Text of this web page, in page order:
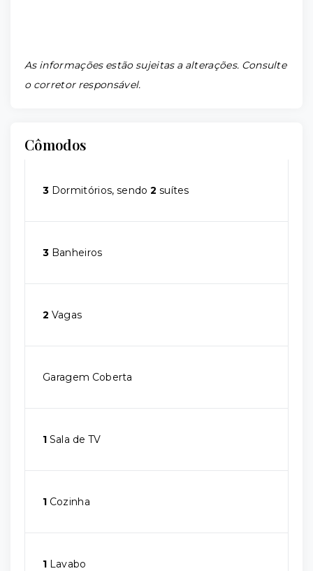
As informações estão sujeitas a alterações. Consulte
o corretor responsável.
Cômodos
3 Dormitórios, sendo2 suítes
3 Banheiros
2 Vagas
Garagem Coberta
1 Sala de TV
1 Cozinha
1 Lavabo